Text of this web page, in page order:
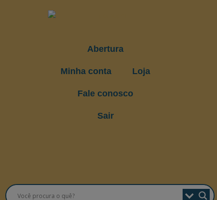
Abertura
Minha conta Loja
Fale conosco
Sair